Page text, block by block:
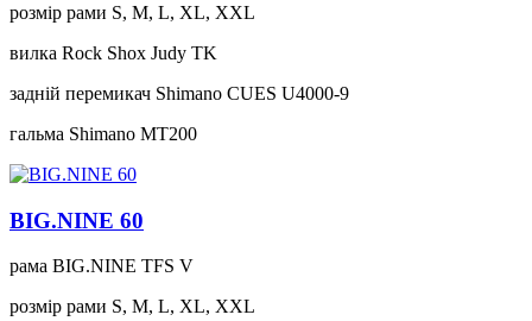
розмір рами S, M, L, XL, XXL
вилка Rock Shox Judy TK
задній перемикач Shimano CUES U4000-9
гальма Shimano MT200
BIG.NINE 60
рама BIG.NINE TFS V
розмір рами S, M, L, XL, XXL